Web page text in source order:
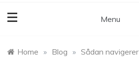
Menu
Home » Blog » Sådan